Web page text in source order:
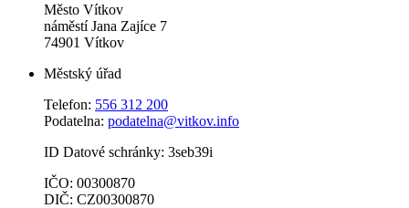
Město Vítkov
náměstí Jana Zajíce 7
74901 Vítkov
Městský úřad
Telefon: 556 312 200
Podatelna: podatelna@vitkov.info
ID Datové schránky: 3seb39i
IČO: 00300870
DIČ: CZ00300870